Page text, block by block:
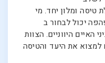
טיסה ומלון יחד. מי
יכול לבחור ב
האיים היווניים. הצוות
את היעד והטיסה